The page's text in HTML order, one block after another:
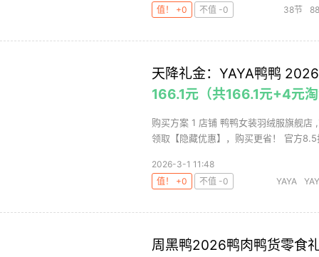
值！ +0 不值 -0 38节
天降礼金：YAYA鸭鸭
166.1元（共166.1元+4元
购买方案 1 店铺 鸭鸭女装羽绒服旗舰
领取【隐藏优惠】，购买更省！ 官方
2026-3-1 11:48
值！ +0
不值 -0 YAYA
周黑鸭2026鸭肉鸭货零食